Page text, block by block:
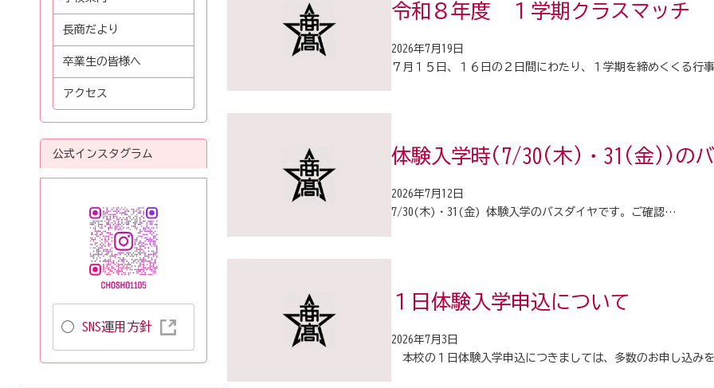
長商だより
卒業生の皆様へ
アクセス
公式インスタグラム
SNS運用方針
令和８年度 １学期クラスマッチ
2026年7月19日
７月１５日、１６日の２日間にわたり、１学期を締めくくる行
体験入学時(7/30(木)・31(金))のバ
2026年7月12日
7/30(木)・31(金) 体験入学のバスダイヤです。ご確認…
１日体験入学申込について
2026年7月3日
本校の１日体験入学申込につきましては、多数のお申し込み